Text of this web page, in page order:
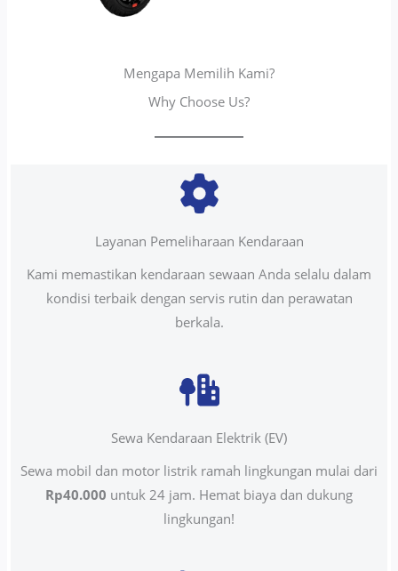
Mengapa Memilih Kami?
Why Choose Us?
Layanan Pemeliharaan Kendaraan
Kami memastikan kendaraan sewaan Anda selalu dalam
kondisi terbaik dengan servis rutin dan perawatan
berkala.
Sewa Kendaraan Elektrik (EV)
Sewa mobil dan motor listrik ramah lingkungan mulai dari
Rp40.000 untuk 24 jam. Hemat biaya dan dukung
lingkungan!